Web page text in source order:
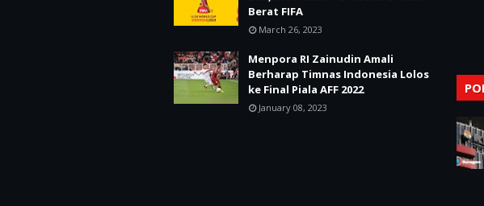
Berat FIFA
March 26, 2023
Menpora RI Zainudin Amali
Berharap Timnas Indonesia Lolos
ke Final Piala AFF 2022
January 08, 2023